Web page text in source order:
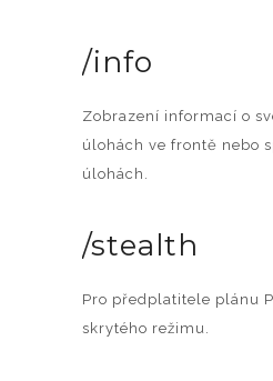
/info
Zobrazení informací o
úlohách ve frontě nebo
úlohách.
/stealth
Pro předplatitele plánu
skrytého režimu.